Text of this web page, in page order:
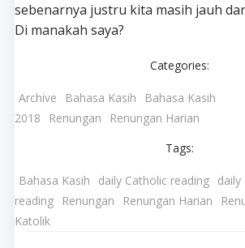
sebenarnya justru kita masih jauh
Di manakah saya?
Categories:
Archive Bahasa Kasih
Bahasa Kasih
2018
Renungan
Renungan Harian
Tags:
Bahasa Kasih daily Catholic reading daily
reading
Renungan Renungan Harian
Katolik